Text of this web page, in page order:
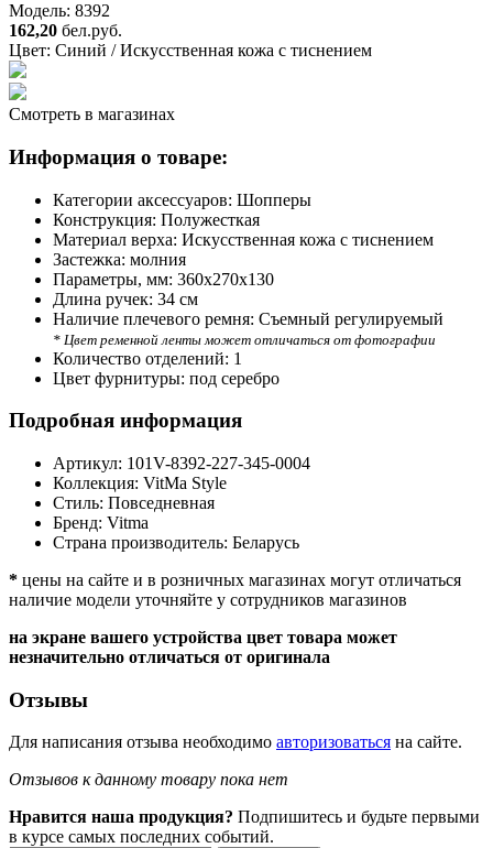
Модель: 8392
162,20 бел.руб.
Цвет: Синий / Искусственная кожа с тиснением
Смотреть в магазинах
Информация о товаре:
Категории аксессуаров: Шопперы
Конструкция: Полужесткая
Материал верха: Искусственная кожа с тиснением
Застежка: молния
Параметры, мм: 360х270х130
Длина ручек: 34 см
Наличие плечевого ремня: Съемный регулируемый
* Цвет ременной ленты может отличаться от фотографии
Количество отделений: 1
Цвет фурнитуры: под серебро
Подробная информация
Артикул: 101V-8392-227-345-0004
Коллекция: VitMa Style
Стиль: Повседневная
Бренд: Vitma
Страна производитель: Беларусь
* цены на сайте и в розничных магазинах могут отличаться
наличие модели уточняйте у сотрудников магазинов
на экране вашего устройства цвет товара может
незначительно отличаться от оригинала
Отзывы
Для написания отзыва необходимо авторизоваться на сайте.
Отзывов к данному товару пока нет
Нравится наша продукция? Подпишитесь и будьте первыми
в курсе самых последних событий.